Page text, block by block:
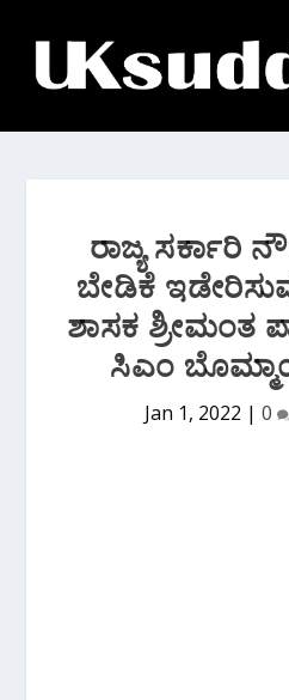
ರಾಜ್ಯ ಸರ್ಕಾರಿ
ಬೇಡಿಕೆ
ಶಾಸಕ ಶ್ರೀಮಂತ
ಸಿಎಂ
Jan 1, 2022 | 0